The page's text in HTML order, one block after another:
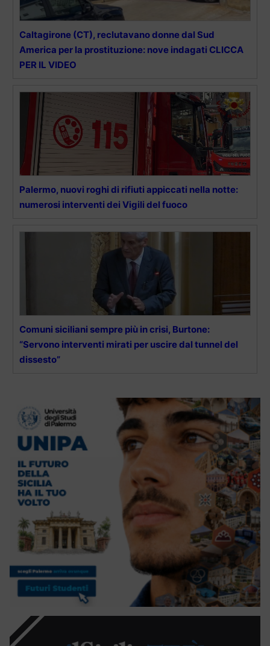
Caltagirone (CT), reclutavano donne dal Sud
America per la prostituzione: nove indagati CLICCA
PER IL VIDEO
Palermo, nuovi roghi di rifiuti appiccati nella notte:
numerosi interventi dei Vigili del fuoco
Comuni siciliani sempre più in crisi, Burtone:
“Servono interventi mirati per uscire dal tunnel del
dissesto”